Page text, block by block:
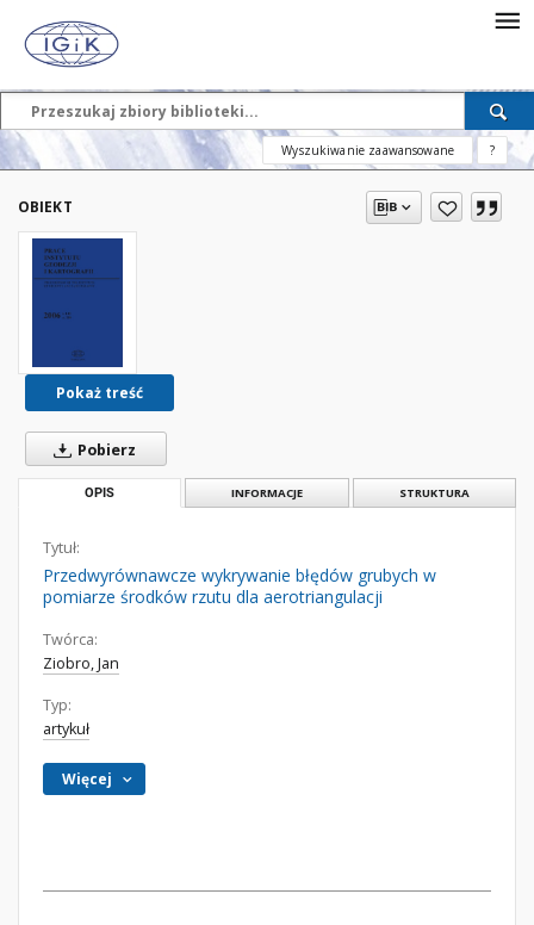
Wyszukiwanie zaawansowane ?
OBIEKT
Pokaż treść
Pobierz
OPIS INFORMACJE STRUKTURA
Tytuł:
Przedwyrównawcze wykrywanie błędów grubych w
pomiarze środków rzutu dla aerotriangulacji
Twórca:
Ziobro, Jan
Typ:
artykuł
Więcej